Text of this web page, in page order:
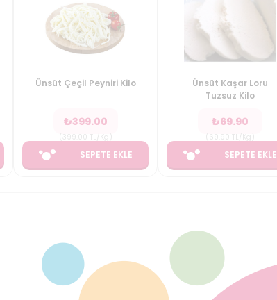
Ünsüt Çeçil Peyniri Kilo
₺399.00
SEPETE EKLE
Ünsüt Kaşar Loru
Tuzsuz Kilo
₺69.90
SEPETE EKLE